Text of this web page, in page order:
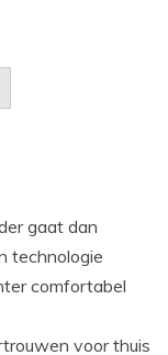
gaat dan
technologie
comfortabel
voor thuis